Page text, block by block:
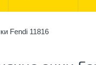
Fendi 11816